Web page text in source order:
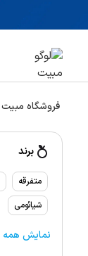
فروشگاه مبیت
برند
متفرقه
شیائومی
نمایش همه